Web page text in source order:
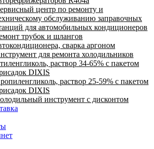
центр по ремонту и
обслуживанию заправочных
для автомобильных кондиционеров
трубок и шлангов
сварка аргоном
для ремонта холодильников
раствор 34-65% с пакетом
DIXIS
раствор 25-59% с пакетом
DIXIS
инструмент с дисконтом